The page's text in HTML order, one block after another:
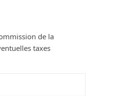
de la
taxes